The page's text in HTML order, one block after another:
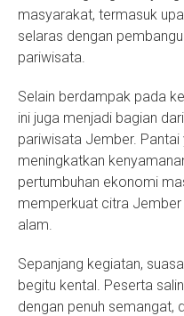
masyarakat, termasuk
selaras dengan
pariwisata.
Selain berdampak pada
ini juga menjadi bagian
pariwisata Jember.
meningkatkan
pertumbuhan ekonomi
memperkuat citra
alam.
Sepanjang kegiatan,
begitu kental. Peserta
dengan penuh semangat,